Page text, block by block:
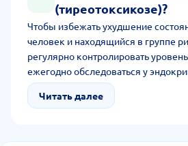
(тиреотоксикозе)?
Чтобы избежать ухудшение
человек и находящийся в группе
регулярно контролировать
ежегодно обследоваться у
здоровый, активный образ жизни.
защищать тело от солнца,
Читать далее